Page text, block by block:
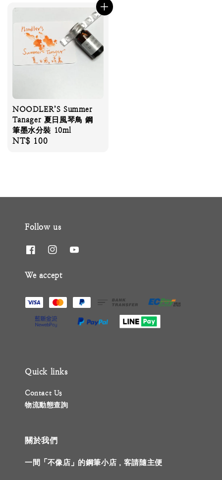
NOODLER’S Summer
Tanager 夏日風琴鳥 鋼
筆墨水分裝 10ml
Regular
NT$ 100
Follow us
We accept
Quick links
Contact Us
物流動態查詢
關於我們
一間「不像店」的鋼筆小店，客請隨主便